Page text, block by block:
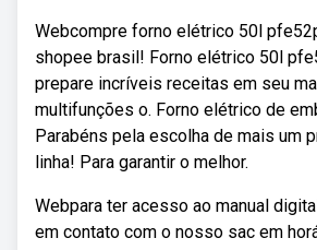
Webcompre forno elétrico 50l
shopee brasil! Forno elétrico 50l
prepare incríveis receitas em seu
multifunções o. Forno elétrico de
Parabéns pela escolha de mais um
linha! Para garantir o melhor.
Webpara ter acesso ao manual
em contato com o nosso sac em